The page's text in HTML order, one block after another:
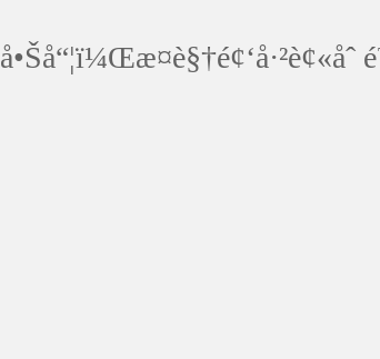
å•Šå“¦ï¼Œæ­¤è§†é¢‘å·²è¢«åˆ